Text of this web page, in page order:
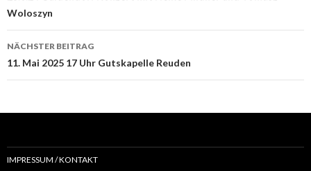
Woloszyn
NÄCHSTER BEITRAG
11. Mai 2025 17 Uhr Gutskapelle Reuden
IMPRESSUM / KONTAKT